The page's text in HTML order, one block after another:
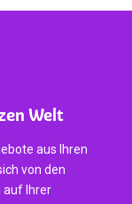
Welt
aus Ihren
von den
auf Ihrer